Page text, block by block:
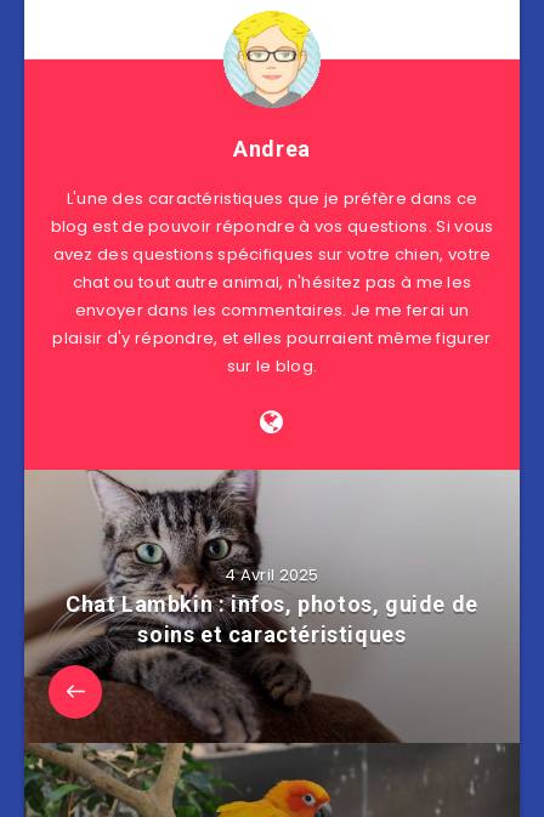
Andrea
L'une des caractéristiques que je préfère dans ce
blog est de pouvoir répondre à vos questions. Si vous
avez des questions spécifiques sur votre chien, votre
chat ou tout autre animal, n'hésitez pas à me les
envoyer dans les commentaires. Je me ferai un
plaisir d'y répondre, et elles pourraient même figurer
sur le blog.
4 Avril 2025
Chat Lambkin : infos, photos, guide de
soins et caractéristiques